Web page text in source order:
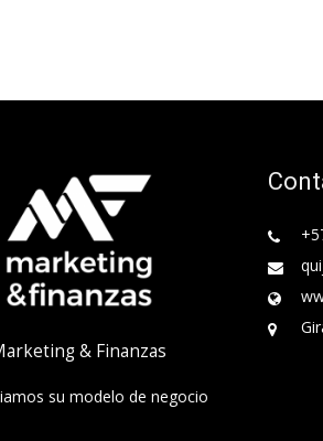
& Finanzas
su modelo de negocio